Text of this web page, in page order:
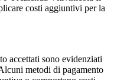
costi aggiuntivi per la
accettati sono evidenziati
metodi di pagamento